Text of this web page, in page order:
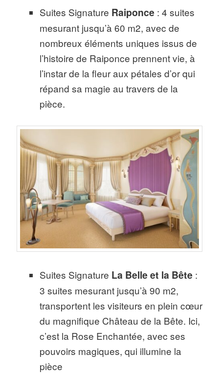
Suites Signature Raiponce: 4 suites
mesurant jusqu’à 60 m2, avec de
nombreux éléments uniques issus de
l’histoire de Raiponce prennent vie, à
l’instar de la fleur aux pétales d’or qui
répand sa magie au travers de la
pièce.
Suites Signature La Belle et la Bête:
3 suites mesurant jusqu’à 90 m2,
transportent les visiteurs en plein cœur
du magnifique Château de la Bête. Ici,
c’est la Rose Enchantée, avec ses
pouvoirs magiques, qui illumine la
pièce